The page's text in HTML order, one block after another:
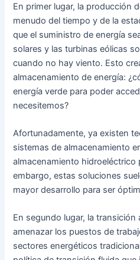
En primer lugar, la producción
menudo del tiempo y de la
que el suministro de energía
solares y las turbinas eólicas
cuando no hay viento. Esto
almacenamiento de energía:
energía verde para poder
necesitemos?
Afortunadamente, ya existen
sistemas de almacenamiento
almacenamiento hidroeléctrico
embargo, estas soluciones
mayor desarrollo para ser
En segundo lugar, la transición
amenazar los puestos de
sectores energéticos